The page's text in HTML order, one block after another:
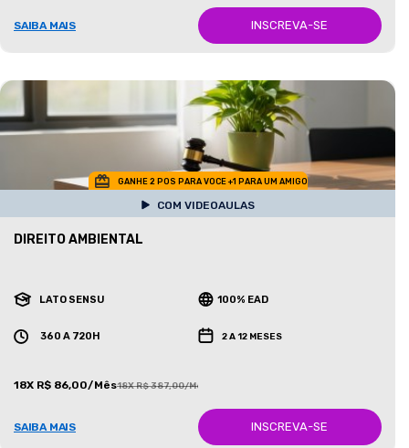
SAIBA MAIS INSCREVA-SE
GANHE 2 POS PARA VOCE +1 PARA UM AMIGO
COM VIDEOAULAS
DIREITO AMBIENTAL
LATO SENSU 100% EAD
360 A 720H 2 A 12 MESES
18X R$ 86,00/Mês18X R$ 387,00/Mês
SAIBA MAIS INSCREVA-SE